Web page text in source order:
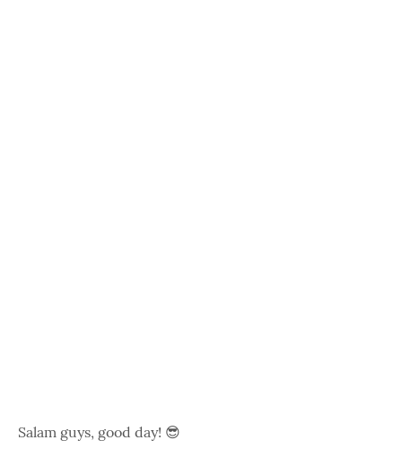
Salam guys, good day! 😎